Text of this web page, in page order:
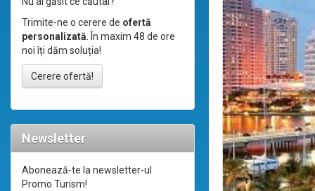
Trimite-ne o cerere de ofertă
personalizată. În maxim 48 de ore
noi îți dăm soluția!
Cerere ofertă!
Newsletter
Abonează-te la newsletter-ul
Promo Turism!